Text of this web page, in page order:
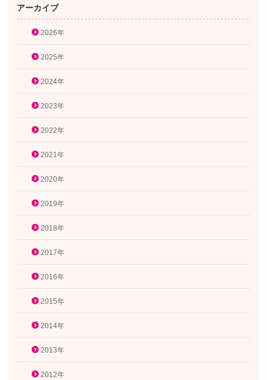
アーカイブ
2026年
2025年
2024年
2023年
2022年
2021年
2020年
2019年
2018年
2017年
2016年
2015年
2014年
2013年
2012年